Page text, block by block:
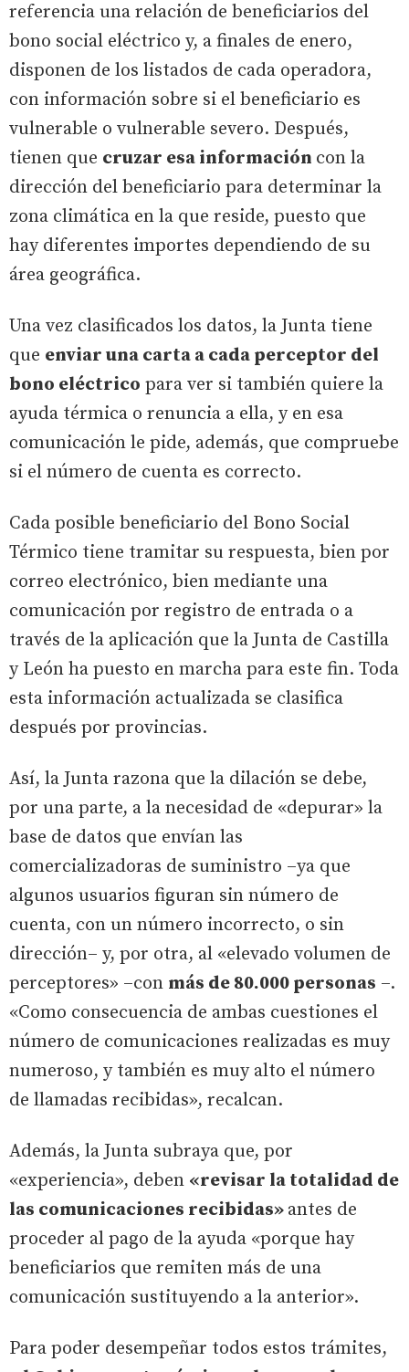
referencia una relación de beneficiarios del
bono social eléctrico y, a finales de enero,
disponen de los listados de cada operadora,
con información sobre si el beneficiario es
vulnerable o vulnerable severo. Después,
tienen que cruzar esa información con la
dirección del beneficiario para determinar la
zona climática en la que reside, puesto que
hay diferentes importes dependiendo de su
área geográfica.
Una vez clasificados los datos, la Junta tiene
que enviar una carta a cada perceptor del
bono eléctrico para ver si también quiere la
ayuda térmica o renuncia a ella, y en esa
comunicación le pide, además, que compruebe
si el número de cuenta es correcto.
Cada posible beneficiario del Bono Social
Térmico tiene tramitar su respuesta, bien por
correo electrónico, bien mediante una
comunicación por registro de entrada o a
través de la aplicación que la Junta de Castilla
y León ha puesto en marcha para este fin. Toda
esta información actualizada se clasifica
después por provincias.
Así, la Junta razona que la dilación se debe,
por una parte, a la necesidad de «depurar» la
base de datos que envían las
comercializadoras de suministro –ya que
algunos usuarios figuran sin número de
cuenta, con un número incorrecto, o sin
dirección– y, por otra, al «elevado volumen de
perceptores» –con más de 80.000 personas –.
«Como consecuencia de ambas cuestiones el
número de comunicaciones realizadas es muy
numeroso, y también es muy alto el número
de llamadas recibidas», recalcan.
Además, la Junta subraya que, por
«experiencia», deben «revisar la totalidad de
las comunicaciones recibidas»antes de
proceder al pago de la ayuda «porque hay
beneficiarios que remiten más de una
comunicación sustituyendo a la anterior».
Para poder desempeñar todos estos trámites,